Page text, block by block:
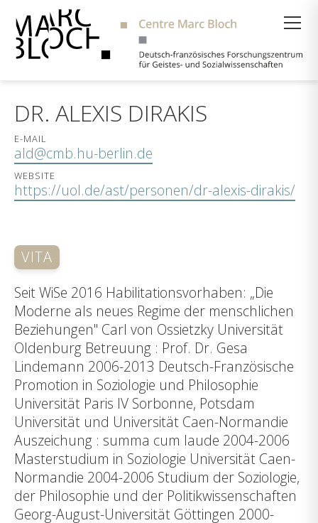
DR. ALEXIS DIRAKIS
E-MAIL
ald@cmb.hu-berlin.de
WEBSITE
https://uol.de/ast/personen/dr-alexis-dirakis/
VITA
Seit WiSe 2016 Habilitationsvorhaben: „Die
Moderne als neues Regime der menschlichen
Beziehungen" Carl von Ossietzky Universität
Oldenburg Betreuung : Prof. Dr. Gesa
Lindemann 2006-2013 Deutsch-Französische
Promotion in Soziologie und Philosophie
Universität Paris IV Sorbonne, Potsdam
Universität und Universität Caen-Normandie
Auszeichung : summa cum laude 2004-2006
Masterstudium in Soziologie Universität Caen-
Normandie 2004-2006 Studium der Soziologie,
der Philosophie und der Politikwissenschaften
Georg-August-Universität Göttingen 2000-